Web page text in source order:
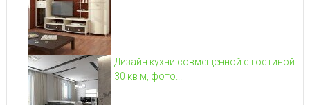
Дизайн кухни совмещенной с гостиной
30 кв м, фото...